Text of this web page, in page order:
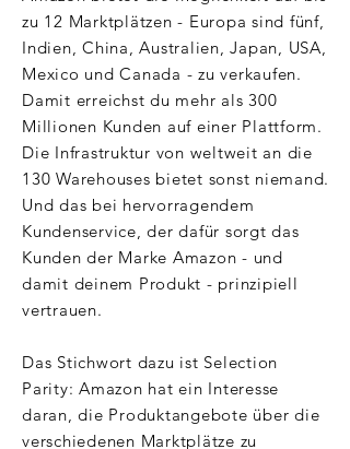
zu 12 Marktplätzen - Europa sind fünf,
Indien, China, Australien, Japan, USA,
Mexico und Canada - zu verkaufen.
Damit erreichst du mehr als 300
Millionen Kunden auf einer Plattform.
Die Infrastruktur von weltweit an die
130 Warehouses bietet sonst niemand.
Und das bei hervorragendem
Kundenservice, der dafür sorgt das
Kunden der Marke Amazon - und
damit deinem Produkt - prinzipiell
vertrauen.
Das Stichwort dazu ist Selection
Parity: Amazon hat ein Interesse
daran, die Produktangebote über die
verschiedenen Marktplätze zu